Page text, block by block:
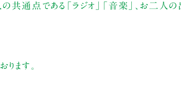
共通点である「ラジオ」「音楽」、お二
ます。